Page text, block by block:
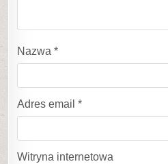
Nazwa*
Adres email*
Witryna internetowa